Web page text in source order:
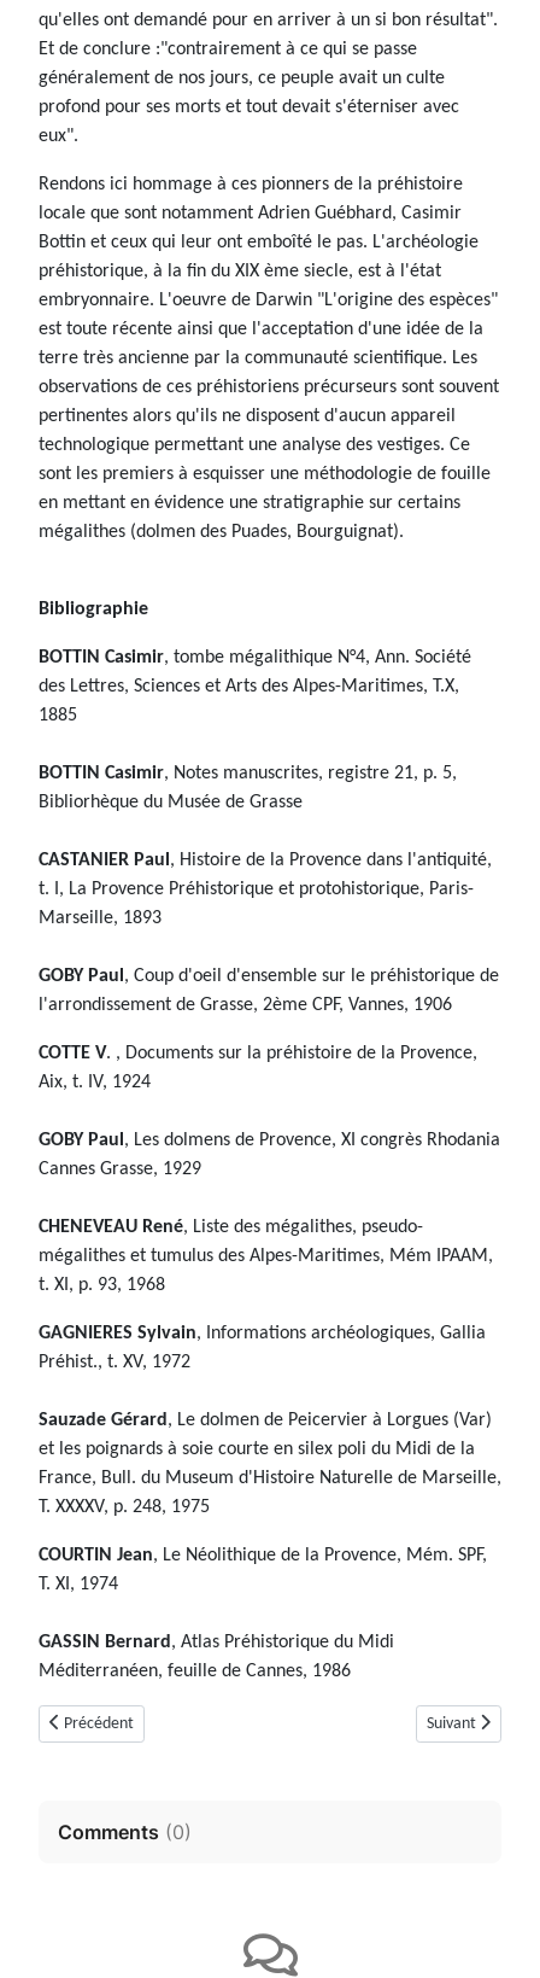
qu'elles ont demandé pour en arriver à un si bon résultat".
Et de conclure :"contrairement à ce qui se passe
généralement de nos jours, ce peuple avait un culte
profond pour ses morts et tout devait s'éterniser avec
eux".
Rendons ici hommage à ces pionners de la préhistoire
locale que sont notamment Adrien Guébhard, Casimir
Bottin et ceux qui leur ont emboîté le pas. L'archéologie
préhistorique, à la fin du XIX ème siecle, est à l'état
embryonnaire. L'oeuvre de Darwin "L'origine des espèces"
est toute récente ainsi que l'acceptation d'une idée de la
terre très ancienne par la communauté scientifique. Les
observations de ces préhistoriens précurseurs sont souvent
pertinentes alors qu'ils ne disposent d'aucun appareil
technologique permettant une analyse des vestiges. Ce
sont les premiers à esquisser une méthodologie de fouille
en mettant en évidence une stratigraphie sur certains
mégalithes (dolmen des Puades, Bourguignat).
Bibliographie
BOTTIN Casimir, tombe mégalithique N°4, Ann. Société
des Lettres, Sciences et Arts des Alpes-Maritimes, T.X,
1885
BOTTIN Casimir, Notes manuscrites, registre 21, p. 5,
Bibliorhèque du Musée de Grasse
CASTANIER Paul , Histoire de la Provence dans l'antiquité,
t. I, La Provence Préhistorique et protohistorique, Paris-
Marseille, 1893
GOBY Paul , Coup d'oeil d'ensemble sur le préhistorique de
l'arrondissement de Grasse, 2ème CPF, Vannes, 1906
COTTE V. , Documents sur la préhistoire de la Provence,
Aix, t. IV, 1924
GOBY Paul , Les dolmens de Provence, XI congrès Rhodania
Cannes Grasse, 1929
CHENEVEAU René, Liste des mégalithes, pseudo-
mégalithes et tumulus des Alpes-Maritimes, Mém IPAAM,
t. XI, p. 93, 1968
GAGNIERES Sylvain, Informations archéologiques, Gallia
Préhist., t. XV, 1972
Sauzade Gérard , Le dolmen de Peicervier à Lorgues (Var)
et les poignards à soie courte en silex poli du Midi de la
France, Bull. du Museum d'Histoire Naturelle de Marseille,
T. XXXXV, p. 248, 1975
COURTIN Jean, Le Néolithique de la Provence, Mém. SPF,
T. XI, 1974
GASSIN Bernard , Atlas Préhistorique du Midi
Méditerranéen, feuille de Cannes, 1986
Article précédent : Dolmen d'Arboins (détruit) (Saint Vallier de Thiey,
Précédent Article suivant :
Suivant
Comments (0)